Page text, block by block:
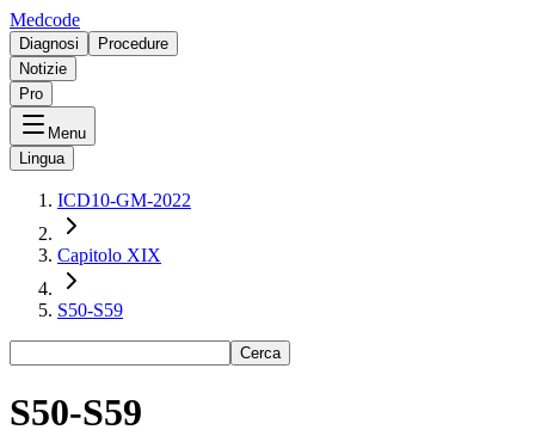
Medcode
Diagnosi
Procedure
Notizie
Pro
Menu
Lingua
ICD10-GM-2022
Capitolo XIX
S50-S59
Cerca
S50-S59